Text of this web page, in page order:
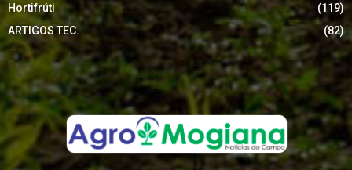
Hortifrúti
(119)
ARTIGOS TEC.
(82)